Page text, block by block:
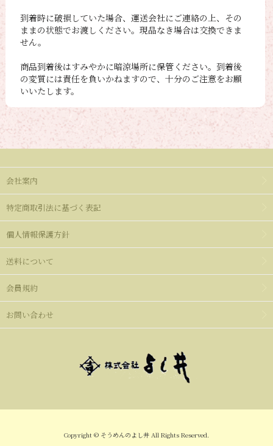
到着時に破損していた場合、運送会社にご連絡の上、その
ままの状態でお渡しください。現品なき場合は交換できま
せん。
商品到着後はすみやかに暗涼場所に保管ください。到着後
の変質には責任を負いかねますので、十分のご注意をお願
いいたします。
会社案内
特定商取引法に基づく表記
個人情報保護方針
送料について
会員規約
お問い合わせ
Copyright © そうめんのよし井 All Rights Reserved.